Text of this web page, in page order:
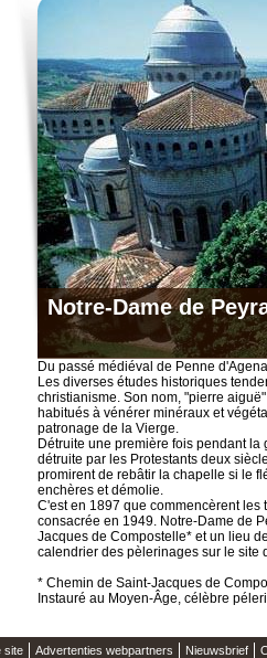
Notre-Dame de
Du passé médiéval de Penne
Les diverses études historiques
christianisme. Son nom, "pierre
habitués à vénérer minéraux et
patronage de la Vierge.
Détruite une première fois pendant
détruite par les Protestants deux
promirent de rebâtir la chapelle si le
enchères et démolie.
C'est en 1897 que commencèrent
consacrée en 1949. Notre-Dame de
Jacques de Compostelle* et un lieu
calendrier des pèlerinages sur le site
* Chemin de Saint-Jacques de
Instauré au Moyen-Âge, célèbre
site Advertenties webpartners Nieuwsbrief